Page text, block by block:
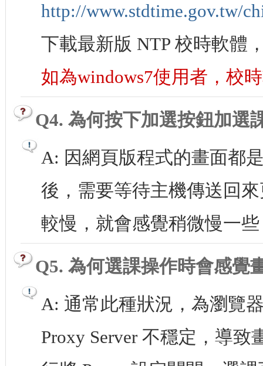
http://www.stdtime.gov.tw/
下載最新版 NTP 校時軟體
如為windows7使用者，校
Q4. 為何按下加選按鈕加選
A: 因網頁版程式的畫面都
後，需要等待主機傳送回
較慢，就會感覺稍微慢一些
Q5. 為何選課操作時會感覺
A: 通常此種狀況，為瀏覽
Proxy Server 不穩定，導